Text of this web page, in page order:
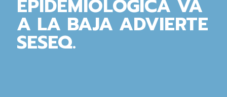
EPIDEMIOLÓGICA VA
A LA BAJA ADVIERTE
SESEQ.